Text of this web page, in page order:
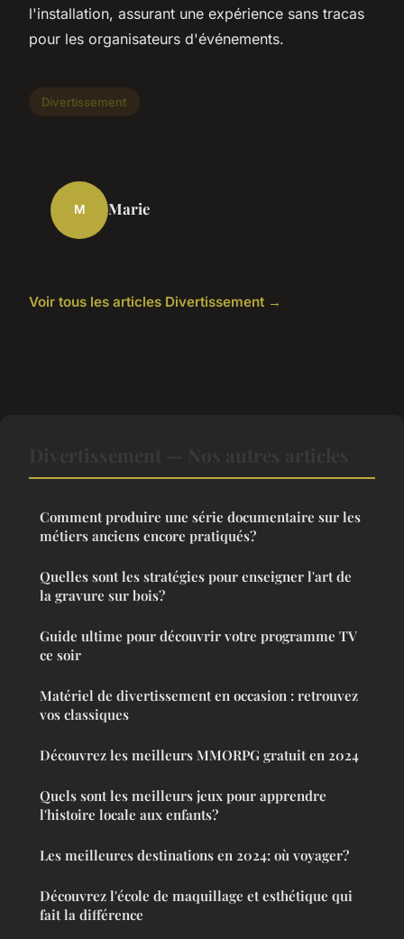
l'installation, assurant une expérience sans tracas
pour les organisateurs d'événements.
Divertissement
M Marie
Voir tous les articles Divertissement →
Comment produire une série documentaire sur les
métiers anciens encore pratiqués?
Quelles sont les stratégies pour enseigner l'art de
la gravure sur bois?
Guide ultime pour découvrir votre programme TV
ce soir
Matériel de divertissement en occasion : retrouvez
vos classiques
Découvrez les meilleurs MMORPG gratuit en 2024
Quels sont les meilleurs jeux pour apprendre
l'histoire locale aux enfants?
Les meilleures destinations en 2024: où voyager?
Découvrez l'école de maquillage et esthétique qui
fait la différence